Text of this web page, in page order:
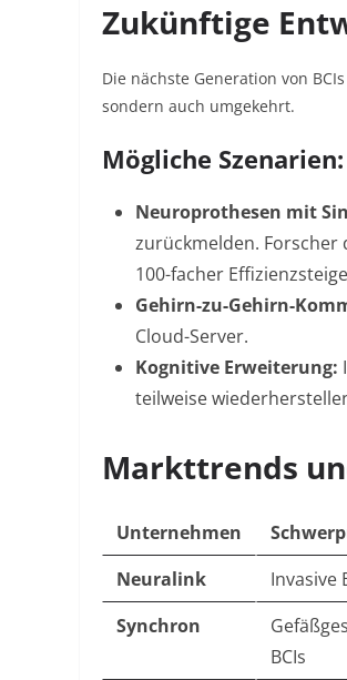
Zukünftige
Die nächste Generation von
sondern auch umgekehrt.
Mögliche Szenarien:
Neuroprothesen mit
zurückmelden. Forscher
100-facher
Gehirn-zu-Gehirn-
Cloud-Server.
Kognitive Erweiterung:
teilweise
Markttrends
Unternehmen
Neuralink
Invasive
Synchron
BCIs